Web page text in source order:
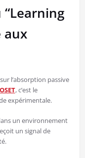
aux
l’absorption passive
, c’est le
expérimentale.
un environnement
un signal de